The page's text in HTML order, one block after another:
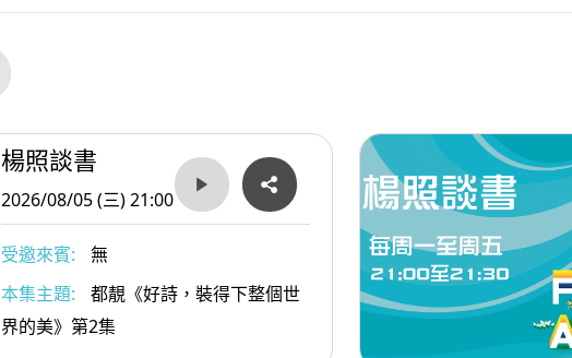
楊照談書
2026/08/05 (三) 21:00
受邀來賓:
無
本集主題:
都靚《好詩，裝得下整個世
界的美》第2集